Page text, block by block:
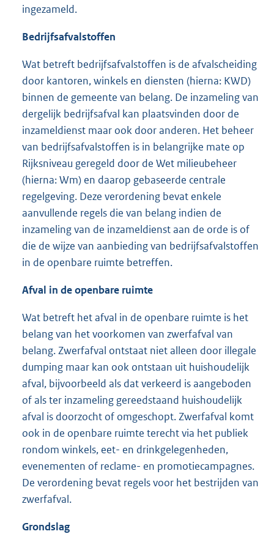
ingezameld.
Bedrijfsafvalstoffen
Wat betreft bedrijfsafvalstoffen is de afvalscheiding
door kantoren, winkels en diensten (hierna: KWD)
binnen de gemeente van belang. De inzameling van
dergelijk bedrijfsafval kan plaatsvinden door de
inzameldienst maar ook door anderen. Het beheer
van bedrijfsafvalstoffen is in belangrijke mate op
Rijksniveau geregeld door de Wet milieubeheer
(hierna: Wm) en daarop gebaseerde centrale
regelgeving. Deze verordening bevat enkele
aanvullende regels die van belang indien de
inzameling van de inzameldienst aan de orde is of
die de wijze van aanbieding van bedrijfsafvalstoffen
in de openbare ruimte betreffen.
Afval in de openbare ruimte
Wat betreft het afval in de openbare ruimte is het
belang van het voorkomen van zwerfafval van
belang. Zwerfafval ontstaat niet alleen door illegale
dumping maar kan ook ontstaan uit huishoudelijk
afval, bijvoorbeeld als dat verkeerd is aangeboden
of als ter inzameling gereedstaand huishoudelijk
afval is doorzocht of omgeschopt. Zwerfafval komt
ook in de openbare ruimte terecht via het publiek
rondom winkels, eet- en drinkgelegenheden,
evenementen of reclame- en promotiecampagnes.
De verordening bevat regels voor het bestrijden van
zwerfafval.
Grondslag